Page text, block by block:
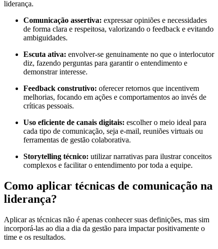
liderança.
Comunicação assertiva: expressar opiniões e necessidades
de forma clara e respeitosa, valorizando o feedback e evitando
ambiguidades.
Escuta ativa: envolver-se genuinamente no que o interlocutor
diz, fazendo perguntas para garantir o entendimento e
demonstrar interesse.
Feedback construtivo: oferecer retornos que incentivem
melhorias, focando em ações e comportamentos ao invés de
críticas pessoais.
Uso eficiente de canais digitais: escolher o meio ideal para
cada tipo de comunicação, seja e-mail, reuniões virtuais ou
ferramentas de gestão colaborativa.
Storytelling técnico: utilizar narrativas para ilustrar conceitos
complexos e facilitar o entendimento por toda a equipe.
Como aplicar técnicas de comunicação na
liderança?
Aplicar as técnicas não é apenas conhecer suas definições, mas sim
incorporá-las ao dia a dia da gestão para impactar positivamente o
time e os resultados.